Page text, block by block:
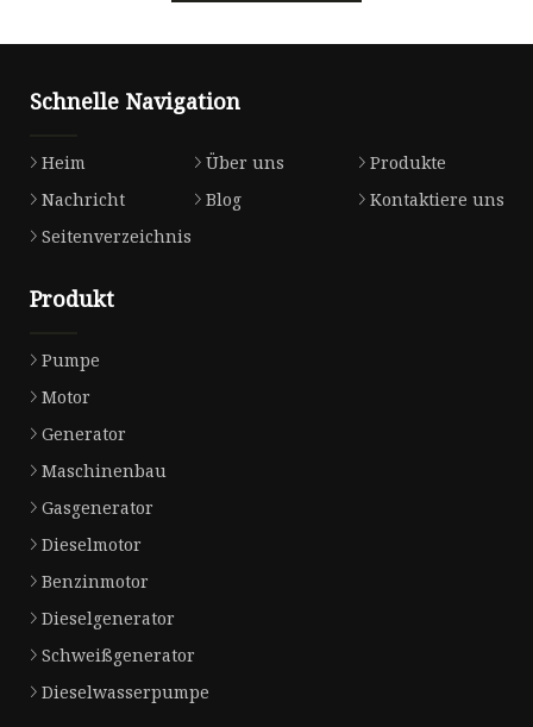
Schnelle Navigation
Heim Über uns
Produkte
Nachricht
Blog
Kontaktiere uns
Seitenverzeichnis
Produkt
Pumpe
Motor
Generator
Maschinenbau
Gasgenerator
Dieselmotor
Benzinmotor
Dieselgenerator
Schweißgenerator
Dieselwasserpumpe